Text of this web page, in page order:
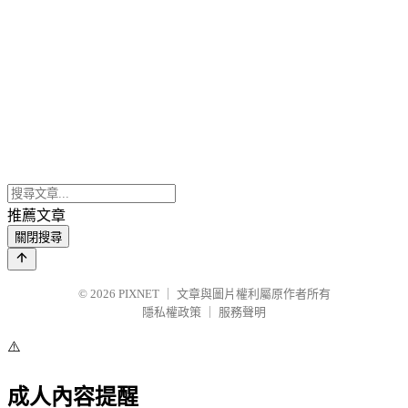
推薦文章
關閉搜尋
© 2026 PIXNET
文章與圖片權利屬原作者所有
隱私權政策
服務聲明
⚠️
成人內容提醒